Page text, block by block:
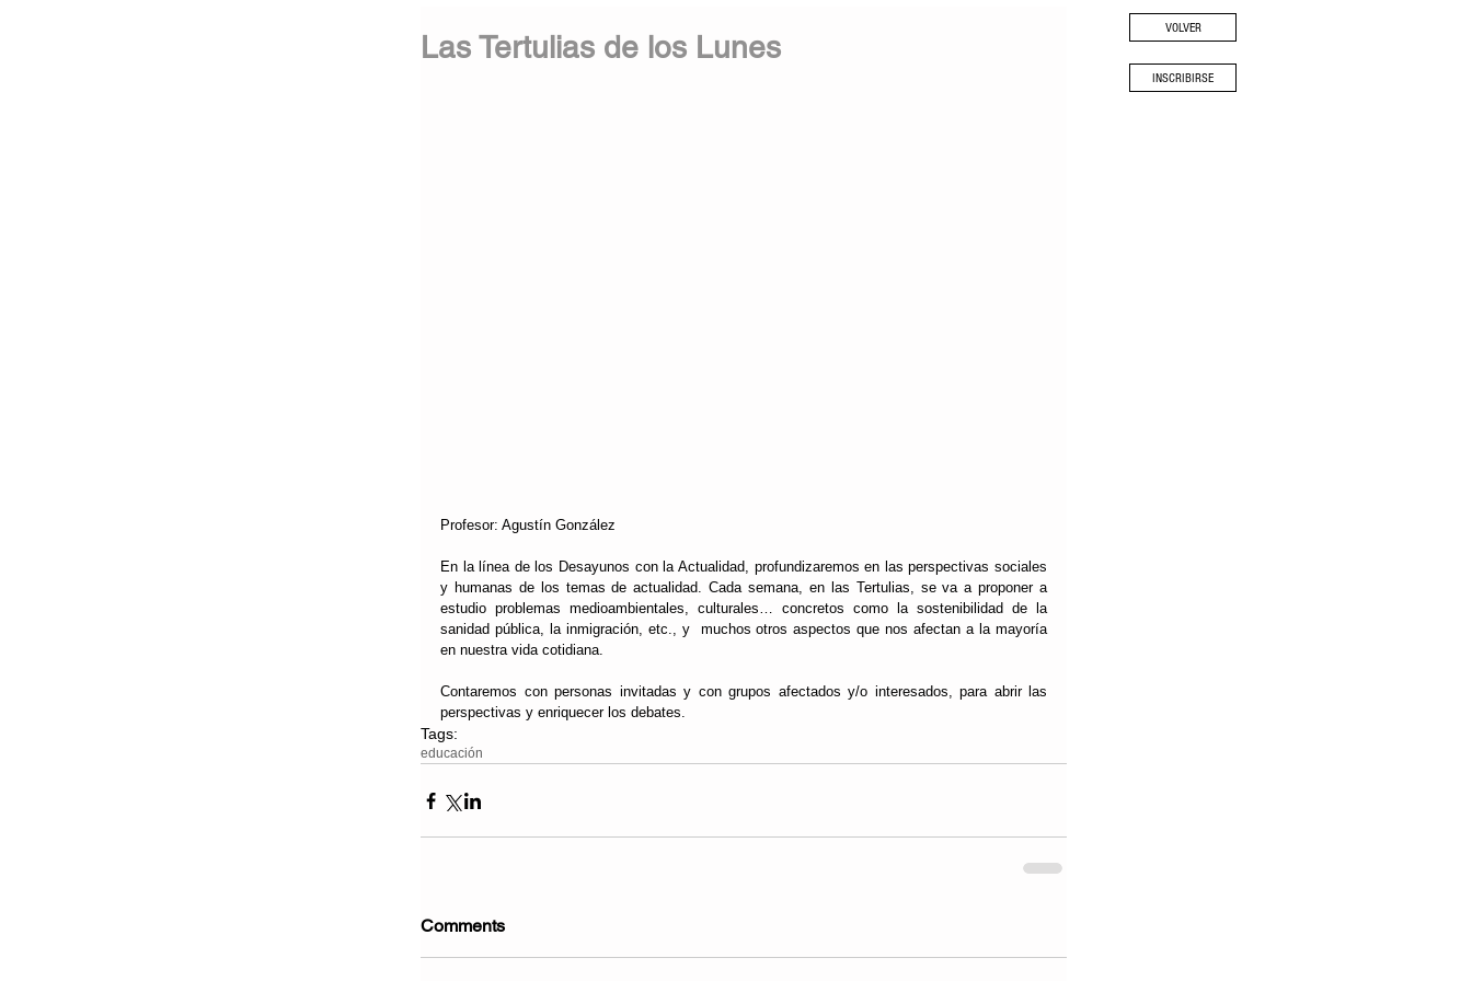
Las Tertulias de los Lunes
Profesor: Agustín González
En la línea de los Desayunos con la Actualidad, profundizaremos en las perspectivas sociales
y humanas de los temas de actualidad. Cada semana, en las Tertulias, se va a proponer a
estudio problemas medioambientales, culturales… concretos como la sostenibilidad de la
sanidad pública, la inmigración, etc., y  muchos otros aspectos que nos afectan a la mayoría
en nuestra vida cotidiana.
Contaremos con personas invitadas y con grupos afectados y/o interesados, para abrir las
perspectivas y enriquecer los debates.
Tags:
educación
Comments
VOLVER
INSCRIBIRSE